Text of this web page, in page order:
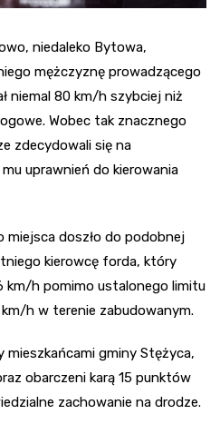
niedaleko Bytowa,
mężczyznę prowadzącego
niemal 80 km/h szybciej niż
Wobec tak znacznego
zdecydowali się na
uprawnień do kierowania
miejsca doszło do podobnej
kierowcę forda, który
km/h pomimo ustalonego limitu
h w terenie zabudowanym.
mieszkańcami gminy Stężyca,
obarczeni karą 15 punktów
zachowanie na drodze.